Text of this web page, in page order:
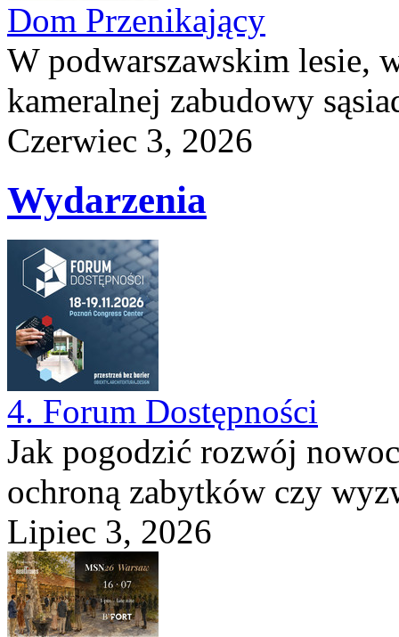
Dom Przenikający
W podwarszawskim lesie,
kameralnej zabudowy
Czerwiec 3, 2026
Wydarzenia
4. Forum Dostępności
Jak pogodzić rozwój
ochroną zabytków czy
Lipiec 3, 2026